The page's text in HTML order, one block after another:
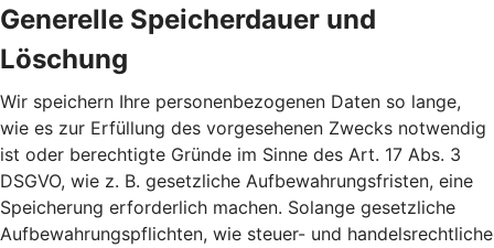
Generelle Speicherdauer und
Löschung
Wir speichern Ihre personenbezogenen Daten so lange,
wie es zur Erfüllung des vorgesehenen Zwecks notwendig
ist oder berechtigte Gründe im Sinne des Art. 17 Abs. 3
DSGVO, wie z. B. gesetzliche Aufbewahrungsfristen, eine
Speicherung erforderlich machen. Solange gesetzliche
Aufbewahrungspflichten, wie steuer- und handelsrechtliche